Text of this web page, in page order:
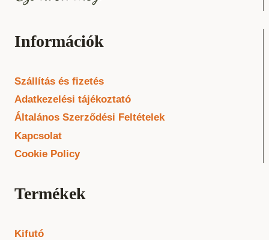
Információk
Szállítás és fizetés
Adatkezelési tájékoztató
Általános Szerződési Feltételek
Kapcsolat
Cookie Policy
Termékek
Kifutó